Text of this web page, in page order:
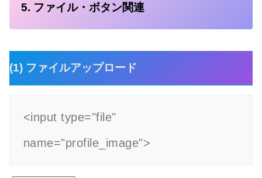
5. ファイル・ボタン関連
(1) ファイルアップロード
<input type="file"
name="profile_image">